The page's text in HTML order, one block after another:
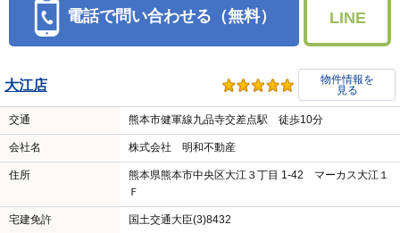
電話で問い合わせる（無料） LINE
大江店
物件情報を
見る
交通 熊本市健軍線九品寺交差点駅 徒歩10分
会社名 株式会社 明和不動産
住所
熊本県熊本市中央区大江３丁目 1-42 マーカス大江１
Ｆ
宅建免許 国土交通大臣(3)8432